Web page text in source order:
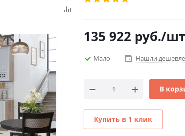
135 922 руб./шт
Мало Нашли
В
Купить в 1 клик